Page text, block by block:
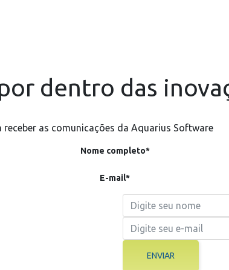
dentro das
receber as comunicações da Aquarius Software
Nome completo*
E-mail*
ENVIAR